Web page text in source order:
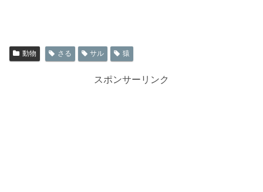
動物 さる サル 猿
スポンサーリンク